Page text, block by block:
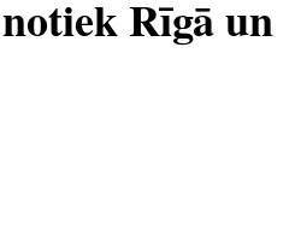
Rīgā un